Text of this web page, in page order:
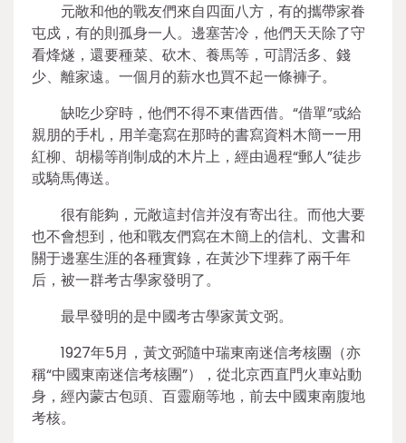
元敞和他的戰友們來自四面八方，有的攜帶家眷
屯戍，有的則孤身一人。邊塞苦冷，他們天天除了守
看烽燧，還要種菜、砍木、養馬等，可謂活多、錢
少、離家遠。一個月的薪水也買不起一條褲子。
缺吃少穿時，他們不得不東借西借。“借單”或給
親朋的手札，用羊毫寫在那時的書寫資料木簡——用
紅柳、胡楊等削制成的木片上，經由過程“郵人”徒步
或騎馬傳送。
很有能夠，元敞這封信并沒有寄出往。而他大要
也不會想到，他和戰友們寫在木簡上的信札、文書和
關于邊塞生涯的各種實錄，在黃沙下埋葬了兩千年
后，被一群考古學家發明了。
最早發明的是中國考古學家黃文弼。
1927年5月，黃文弼隨中瑞東南迷信考核團（亦
稱“中國東南迷信考核團”），從北京西直門火車站動
身，經內蒙古包頭、百靈廟等地，前去中國東南腹地
考核。